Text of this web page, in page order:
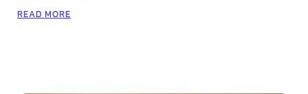
READ MORE